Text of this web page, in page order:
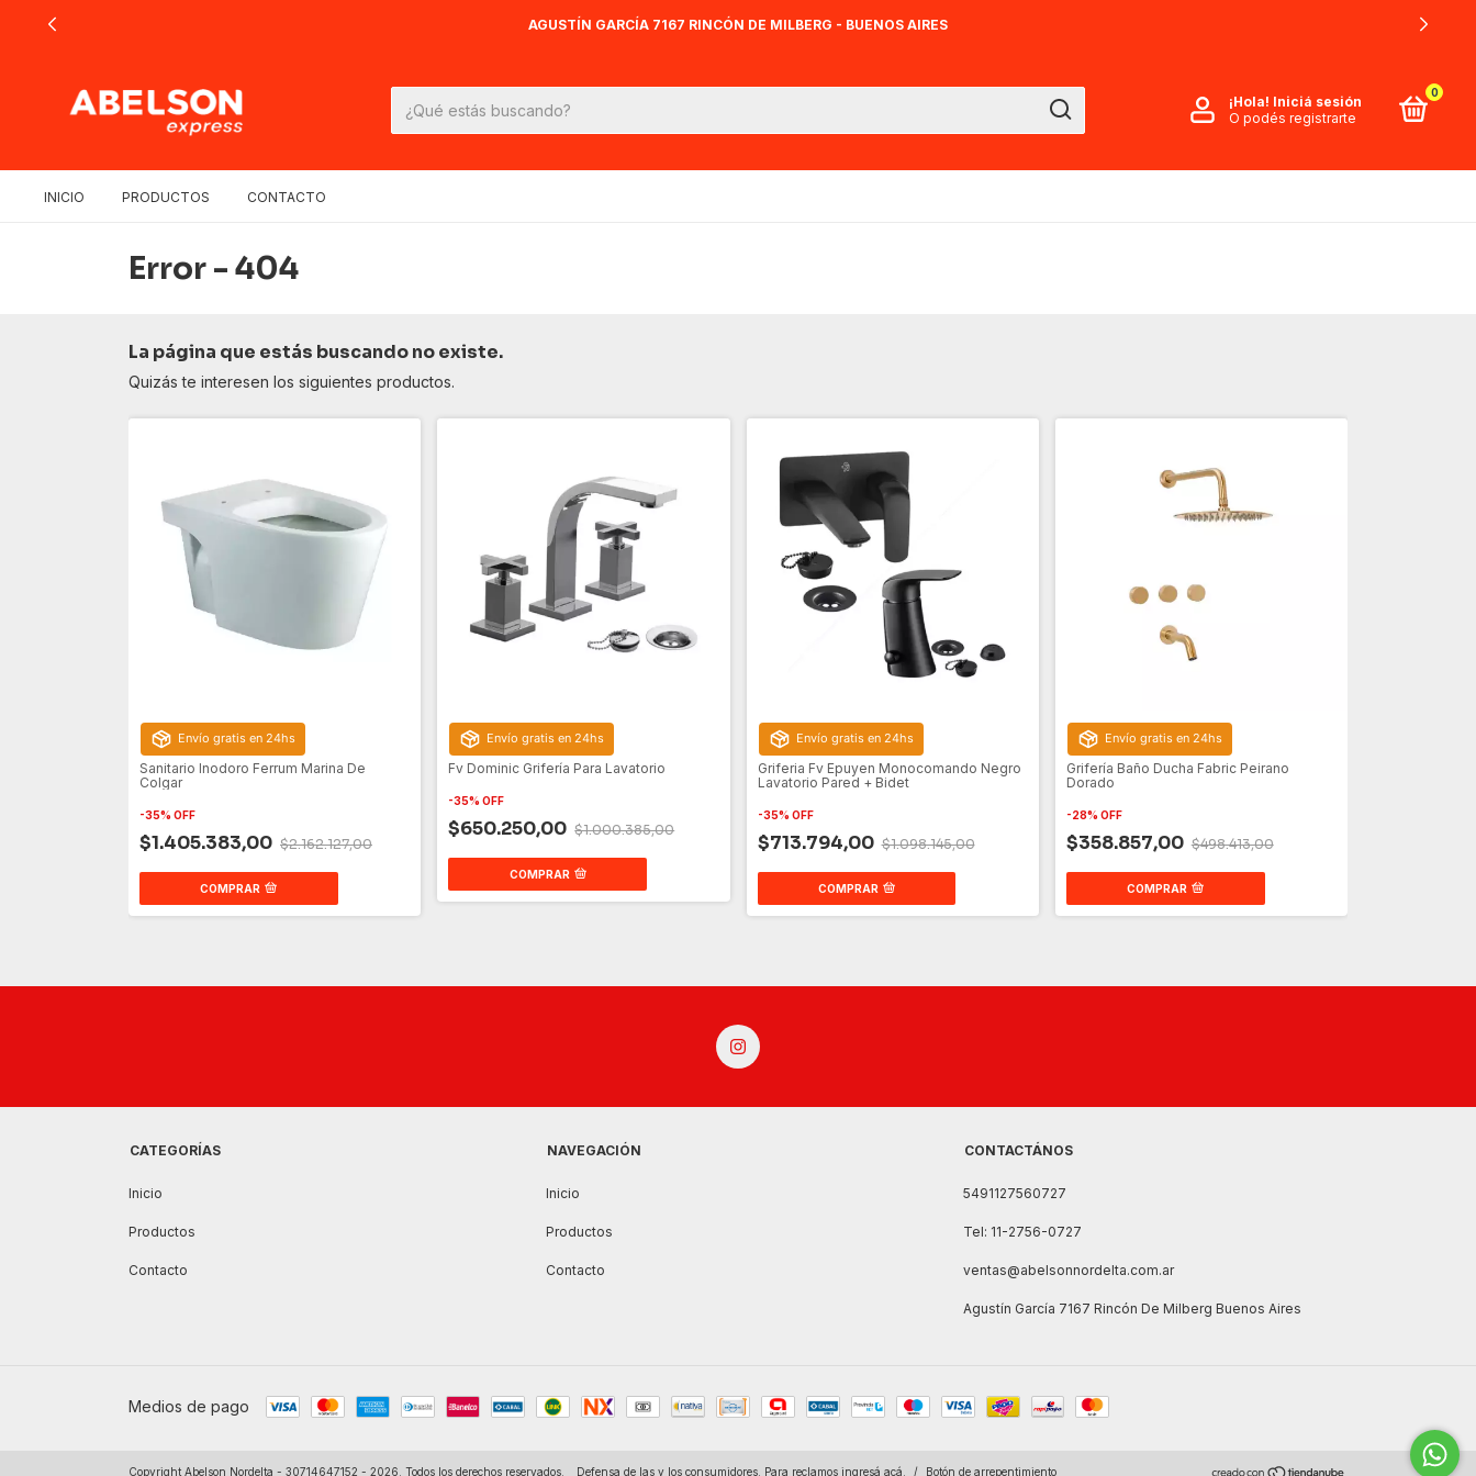
AGUSTÍN GARCÍA 7167 RINCÓN DE MILBERG - BUENOS AIRES
¡Hola! Iniciá sesión
O podés registrarte
0
INICIO PRODUCTOS CONTACTO
Error - 404
La página que estás buscando no existe.
Quizás te interesen los siguientes productos.
Envío gratis en 24hs
Sanitario Inodoro Ferrum Marina De
Colgar
-35% OFF
$1.405.383,00 $2.162.127,00
COMPRAR
Envío gratis en 24hs
Fv Dominic Grifería Para Lavatorio
-35%OFF
$650.250,00 $1.000.385,00
COMPRAR
Envío gratis en 24hs
Griferia Fv Epuyen Monocomando Negro
Lavatorio Pared + Bidet
-35% OFF
$713.794,00 $1.098.145,00
COMPRAR
Envío gratis en 24hs
Grifería Baño Ducha Fabric Peirano
Dorado
-28% OFF
$358.857,00 $498.413,00
COMPRAR
CATEGORÍAS
Inicio
Productos
Contacto
NAVEGACIÓN
Inicio
Productos
Contacto
CONTACTÁNOS
5491127560727
Tel: 11-2756-0727
ventas@abelsonnordelta.com.ar
Agustín García 7167 Rincón De Milberg Buenos Aires
Medios de pago
Copyright Abelson Nordelta - 30714647152 - 2026. Todos los derechos reservados. Defensa de las y los consumidores. Para reclamos ingresá acá. / Botón de arrepentimiento